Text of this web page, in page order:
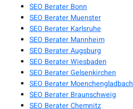
SEO Berater Bonn
SEO Berater Muenster
SEO Berater Karlsruhe
SEO Berater Mannheim
SEO Berater Augsburg
SEO Berater Wiesbaden
SEO Berater Gelsenkirchen
SEO Berater Moenchengladbach
SEO Berater Braunschweig
SEO Berater Chemnitz